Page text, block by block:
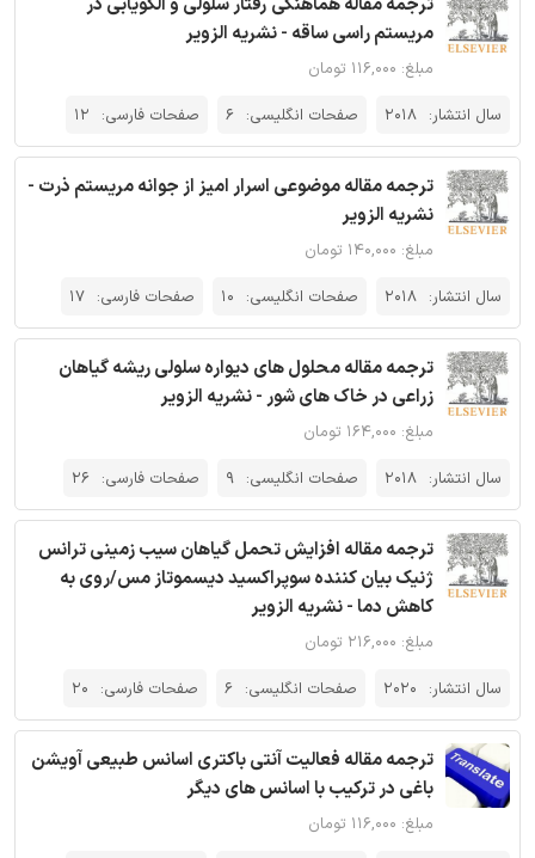
ترجمه مقاله هماهنگی رفتار سلولی و الگویابی در
مریستم راسی ساقه - نشریه الزویر
مبلغ: ۱۱۶,۰۰۰ تومان
سال انتشار: 2018 صفحات انگلیسی: 6 صفحات فارسی: 12
ترجمه مقاله موضوعی اسرار امیز از جوانه مریستم ذرت -
نشریه الزویر
مبلغ: ۱۴۰,۰۰۰ تومان
سال انتشار: 2018 صفحات انگلیسی: 10 صفحات فارسی: 17
ترجمه مقاله محلول های دیواره سلولی ریشه گیاهان
زراعی در خاک های شور - نشریه الزویر
مبلغ: ۱۶۴,۰۰۰ تومان
سال انتشار: 2018 صفحات انگلیسی: 9 صفحات فارسی: 26
ترجمه مقاله افزایش تحمل گیاهان سیب زمینی ترانس
ژنیک بیان کننده سوپراکسید دیسموتاز مس/روی به
کاهش دما - نشریه الزویر
مبلغ: ۲۱۶,۰۰۰ تومان
سال انتشار: 2020 صفحات انگلیسی: 6 صفحات فارسی: 20
ترجمه مقاله فعالیت آنتی باکتری اسانس طبیعی آویشن
باغی در ترکیب با اسانس های دیگر
مبلغ: ۱۱۶,۰۰۰ تومان